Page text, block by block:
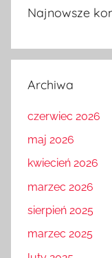
Najnowsze
Archiwa
czerwiec 2026
maj 2026
kwiecień 2026
marzec 2026
sierpień 2025
marzec 2025